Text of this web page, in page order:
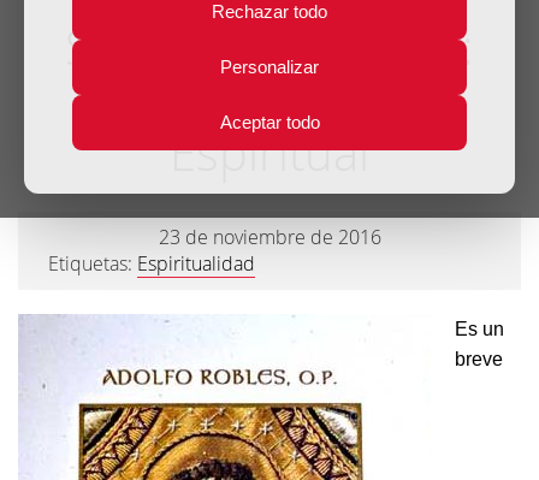
Rechazar todo
Personalizar
Aceptar todo
San Vicente Ferrer:
Tratado de la Vida
Espiritual
23 de noviembre de 2016
Etiquetas: Espiritualidad
Es un
breve